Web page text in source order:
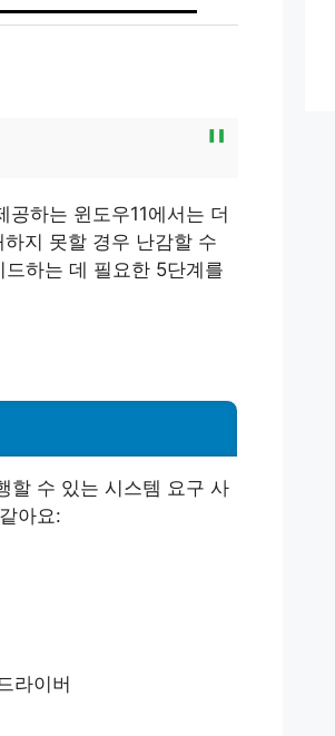
하는 윈도우11에서는 더
지 못할 경우 난감할 수
하는 데 필요한 5단계를
할 수 있는 시스템 요구 사
아요:
라이버